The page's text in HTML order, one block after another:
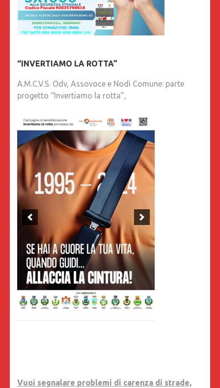
“INVERTIAMO LA ROTTA”
A.M.C.V.S. Odv, Assovoce e Nodi Comune: parte
progetto “Invertiamo la rotta”,
Vuoi segnalare problemi di carenza di strade,